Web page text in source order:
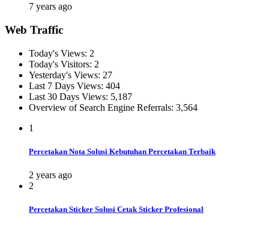
7 years ago
Web Traffic
Today's Views: 2
Today's Visitors: 2
Yesterday's Views: 27
Last 7 Days Views: 404
Last 30 Days Views: 5,187
Overview of Search Engine Referrals: 3,564
1
Percetakan Nota Solusi Kebutuhan Percetakan Terbaik
2 years ago
2
Percetakan Sticker Solusi Cetak Sticker Profesional